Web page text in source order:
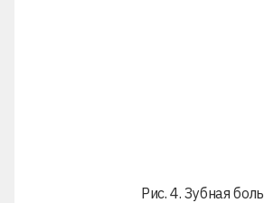
Рис. 4. Зубная боль